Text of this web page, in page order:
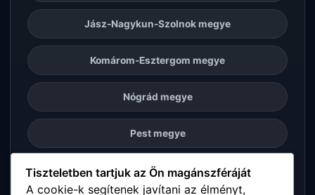
Jász-Nagykun-Szolnok megye
Komárom-Esztergom megye
Nógrád megye
Pest megye
Somogy megye
Tiszteletben tartjuk az Ön magánszféráját
A cookie-k segítenek javítani az élményt,